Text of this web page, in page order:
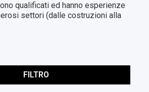
qualificati ed hanno esperienze
settori (dalle costruzioni alla
FILTRO